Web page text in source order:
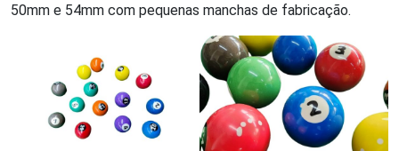
50mm e 54mm com pequenas manchas de fabricação.